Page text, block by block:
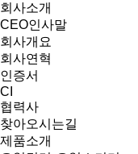
회사소개
CEO인사말
회사개요
회사연혁
인증서
CI
협력사
찾아오시는길
제품소개